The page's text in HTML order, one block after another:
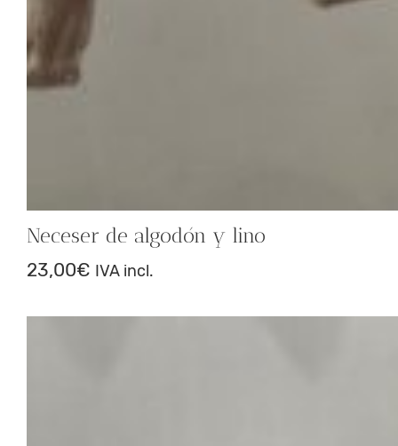
Neceser de algodón y lino
23,00€ IVA incl.